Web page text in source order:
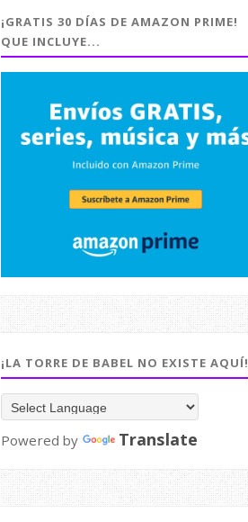
¡GRATIS 30 DÍAS DE AMAZON PRIME!
QUE INCLUYE...
¡LA TORRE DE BABEL NO EXISTE AQUÍ!
Powered by Translate